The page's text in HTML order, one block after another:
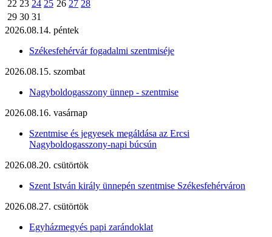
22 23 24 25 26 27 28
29 30 31
2026.08.14. péntek
Székesfehérvár fogadalmi szentmiséje
2026.08.15. szombat
Nagyboldogasszony ünnep - szentmise
2026.08.16. vasárnap
Szentmise és jegyesek megáldása az Ercsi
Nagyboldogasszony-napi búcsún
2026.08.20. csütörtök
Szent István király ünnepén szentmise Székesfehérváron
2026.08.27. csütörtök
Egyházmegyés papi zarándoklat